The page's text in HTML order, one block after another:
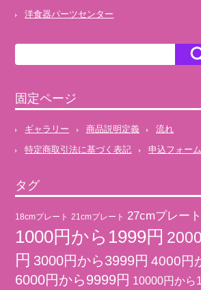
洋食器パーツセンター
固定ページ
ギャラリー 商品説明定義
流れ
特定商取引法に基づく表記
申込フォーム
タグ
18cmプレート 21cmプレート 27cmプレート
1000円から1999円
円 3000円から3999円 4000円
6000円から9999円 10000円から